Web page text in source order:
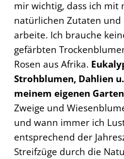
mir wichtig, dass ich mit
natürlichen Zutaten
arbeite. Ich brauche
gefärbten
Rosen aus Afrika.
Strohblumen, Dahlien
meinem eigenen
Zweige und
und wann immer ich
entsprechend der
Streifzüge durch die